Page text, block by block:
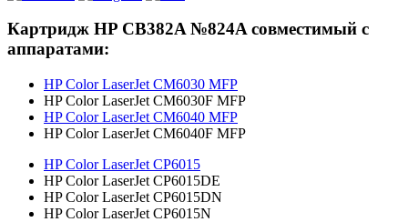
Картридж HP CB382A №824A совместимый с
аппаратами:
HP Color LaserJet CM6030 MFP
HP Color LaserJet CM6030F MFP
HP Color LaserJet CM6040 MFP
HP Color LaserJet CM6040F MFP
HP Color LaserJet CP6015
HP Color LaserJet CP6015DE
HP Color LaserJet CP6015DN
HP Color LaserJet CP6015N